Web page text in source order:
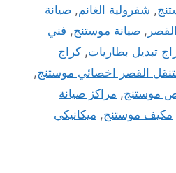
, شفرولية الغانم, صيانة
, صيانة موستنج, فني
تبديل بطاريات, كراج
القصر اخصائي موستنج,
موستنج, مراكز صيانة
مكيف موستنج, ميكانيكي